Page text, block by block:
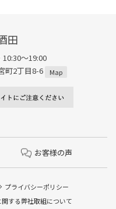
田
10:30～19:00
町2丁目8-6
Map
お客様の声
プライバシーポリシー
する弊社取組について